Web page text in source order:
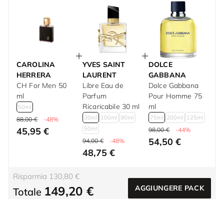
CAROLINA
HERRERA
CH For Men 50
ml
50ml
88,00 € -48%
45,95 €
YVES SAINT
LAURENT
Libre Eau de
Parfum
Ricaricabile 30 ml
30ml 100ml 90ml
50ml
94,00 € -48%
48,75 €
DOLCE
GABBANA
Dolce Gabbana
Pour Homme 75
ml
75ml 200ml 125ml
98,00 € -44%
54,50 €
Risparmia 130,80 €
Totale 149,20 € AGGIUNGERE PACK